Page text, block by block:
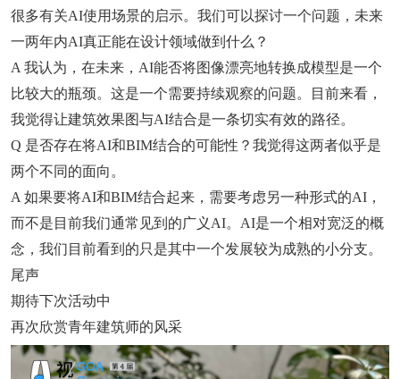
很多有关AI使用场景的启示。我们可以探讨一个问题，未来
一两年内AI真正能在设计领域做到什么？
A 我认为，在未来，AI能否将图像漂亮地转换成模型是一个
比较大的瓶颈。这是一个需要持续观察的问题。目前来看，
我觉得让建筑效果图与AI结合是一条切实有效的路径。
Q 是否存在将AI和BIM结合的可能性？我觉得这两者似乎是
两个不同的面向。
A 如果要将AI和BIM结合起来，需要考虑另一种形式的AI，
而不是目前我们通常见到的广义AI。AI是一个相对宽泛的概
念，我们目前看到的只是其中一个发展较为成熟的小分支。
尾声
期待下次活动中
再次欣赏青年建筑师的风采